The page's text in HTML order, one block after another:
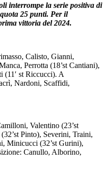
interrompe la serie positiva di
25 punti. Per il
vittoria del 2024.
Calisto, Gianni,
Perrotta (18’st Cantiani),
(11′ st Riccucci). A
Nardoni, Scaffidi,
Valentino (23’st
Pinto), Severini, Traini,
Minicucci (32’st Gurini),
Canullo, Alborino,